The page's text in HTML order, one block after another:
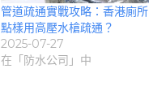
管道疏通實戰攻略：香港廁所
點樣用高壓水槍疏通？
2025-07-27
在「防水公司」中